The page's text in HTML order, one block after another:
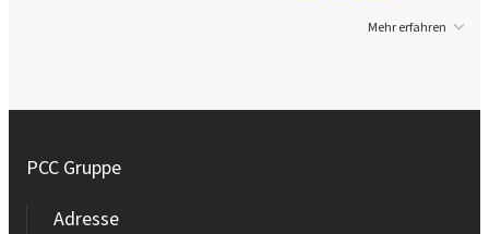
Mehr erfahren
PCC Gruppe
Adresse